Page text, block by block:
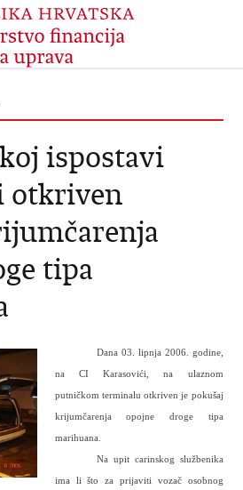
ispostavi
otkriven
tipa
Dana 03. lipnja 2006. godine,
na CI Karasovići, na ulaznom
putničkom terminalu otkriven je pokušaj
krijumčarenja opojne droge tipa
marihuana.
Na upit carinskog službenika
ima li što za prijaviti vozač osobnog